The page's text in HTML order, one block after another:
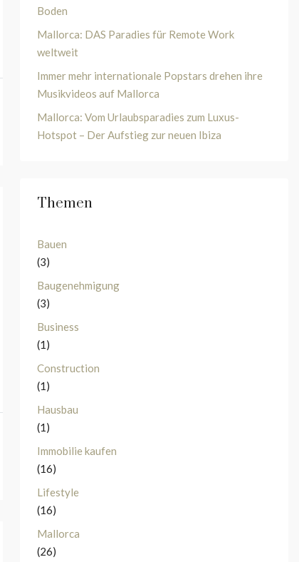
Boden
Mallorca: DAS Paradies für Remote Work
weltweit
Immer mehr internationale Popstars drehen ihre
Musikvideos auf Mallorca
Mallorca: Vom Urlaubsparadies zum Luxus-
Hotspot – Der Aufstieg zur neuen Ibiza
Themen
Bauen
(3)
Baugenehmigung
(3)
Business
(1)
Construction
(1)
Hausbau
(1)
Immobilie kaufen
(16)
Lifestyle
(16)
Mallorca
(26)